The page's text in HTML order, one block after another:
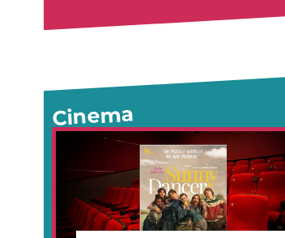
Cinema